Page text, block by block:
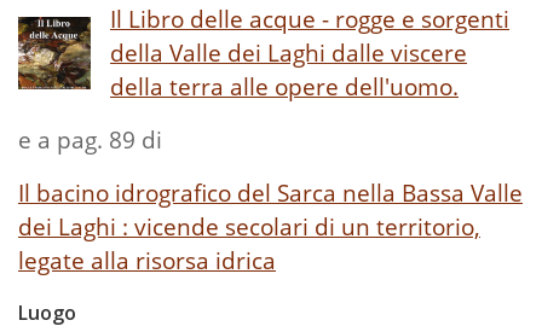
Il Libro delle acque - rogge e sorgenti
della Valle dei Laghi dalle viscere
della terra alle opere dell'uomo.
e a pag. 89 di
Il bacino idrografico del Sarca nella Bassa Valle
dei Laghi : vicende secolari di un territorio,
legate alla risorsa idrica
Luogo